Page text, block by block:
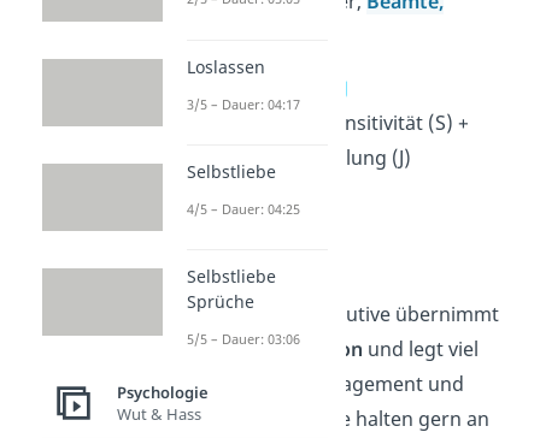
11. Exekutive — ESTJ
Extraversion (E) + Sensitivität (S) +
Denken (T) + Beurteilung (J)
→ ehrlich und direkt
→ willensstark
Die Gruppe der Exekutive übernimmt
gern dieOrganisation und legt viel
Wert auf Moral, Engagement und
Ehrlichkeit. Exekutive halten gern an
Loslassen
3/5 – Dauer: 04:17
Selbstliebe
4/5 – Dauer: 04:25
Selbstliebe
Sprüche
5/5 – Dauer: 03:06
Psychologie
Wut & Hass